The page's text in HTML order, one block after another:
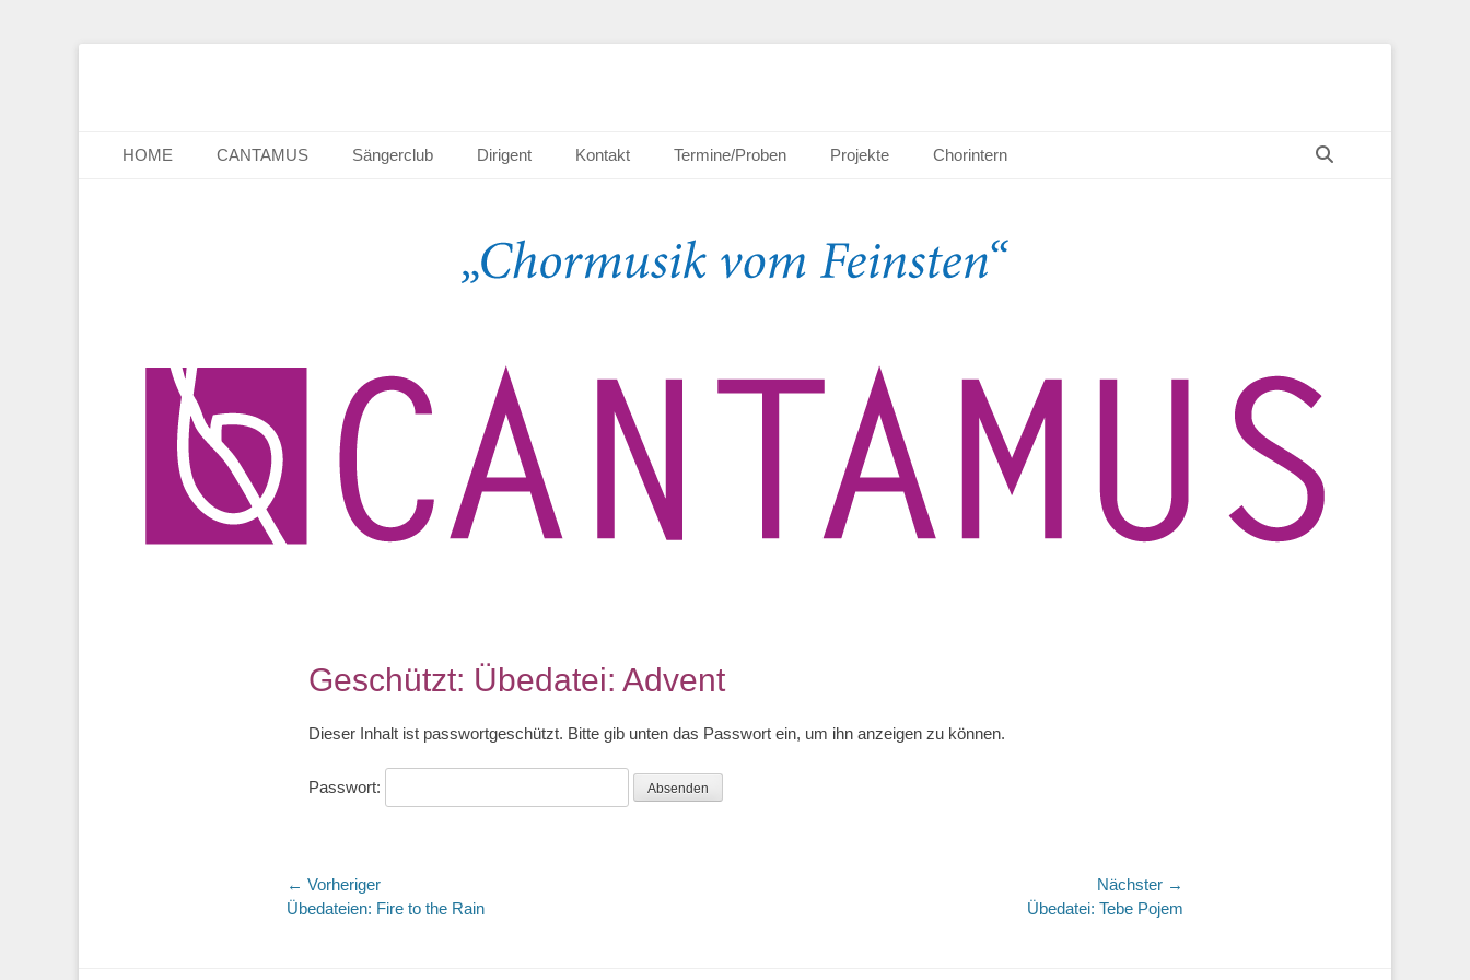
Primäres Menü
Inhalt
HOME CANTAMUS Sängerclub Dirigent Kontakt Termine/Proben Projekte Chorintern
Geschützt: Übedatei: Advent
Dieser Inhalt ist passwortgeschützt. Bitte gib unten das Passwort ein, um ihn anzeigen zu können.
Passwort:
Beitragsnavigation
← Vorheriger
Vorheriger
Übedateien: Fire to the Rain
Nächster →
Übedatei: Tebe Pojem